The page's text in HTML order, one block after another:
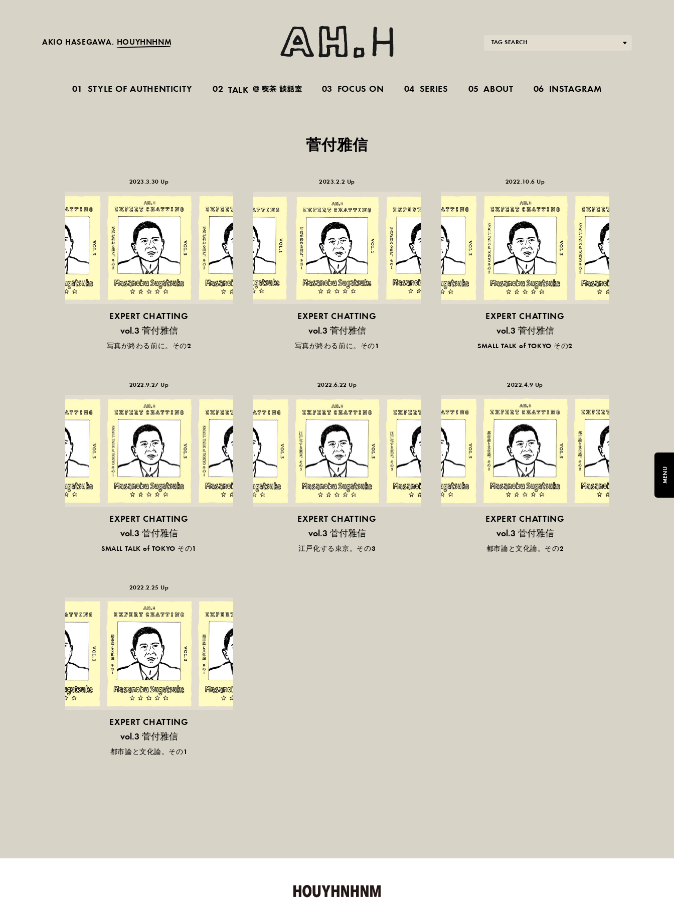
AKIO HASEGAWA. HOUYHNHNM
菅付雅信
2023.3.30 Up
EXPERT CHATTING
vol.3 菅付雅信
写真が終わる前に。その2
2023.2.2 Up
EXPERT CHATTING
vol.3 菅付雅信
写真が終わる前に。その1
2022.10.6 Up
EXPERT CHATTING
vol.3 菅付雅信
SMALL TALK of TOKYO その2
2022.9.27 Up
EXPERT CHATTING
vol.3 菅付雅信
SMALL TALK of TOKYO その1
2022.6.22 Up
EXPERT CHATTING
vol.3 菅付雅信
江戸化する東京。その3
2022.4.9 Up
EXPERT CHATTING
vol.3 菅付雅信
都市論と文化論。その2
2022.2.25 Up
EXPERT CHATTING
vol.3 菅付雅信
都市論と文化論。その1
01 STYLE OF AUTHENTICITY 02 TALK 03 FOCUS ON 04 SERIES 05 ABOUT 06 INSTAGRAM
TAG SEARCH
MENU